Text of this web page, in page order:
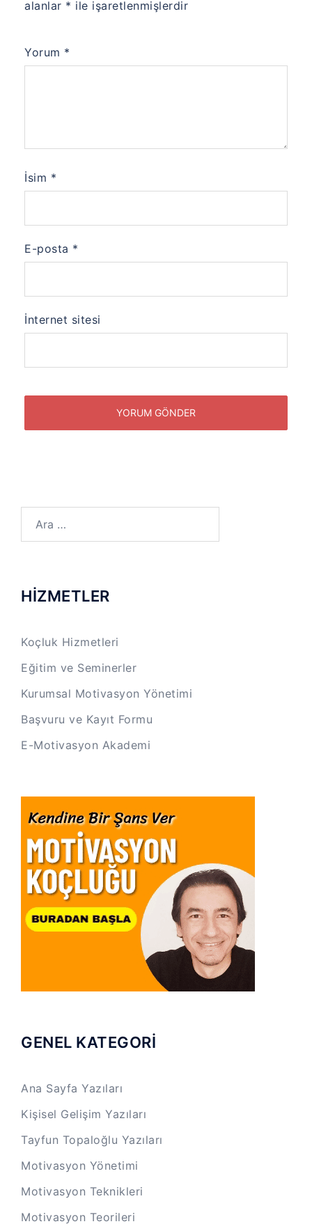
alanlar * ile işaretlenmişlerdir
Yorum *
İsim *
E-posta *
İnternet sitesi
HİZMETLER
Koçluk Hizmetleri
Eğitim ve Seminerler
Kurumsal Motivasyon Yönetimi
Başvuru ve Kayıt Formu
E-Motivasyon Akademi
GENEL KATEGORİ
Ana Sayfa Yazıları
Kişisel Gelişim Yazıları
Tayfun Topaloğlu Yazıları
Motivasyon Yönetimi
Motivasyon Teknikleri
Motivasyon Teorileri